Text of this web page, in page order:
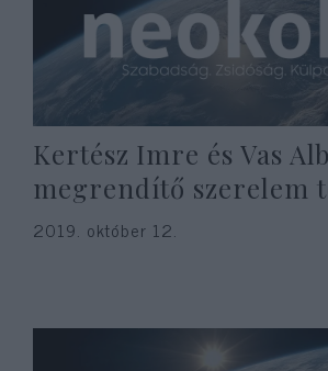
Kertész Imre és Vas
megrendítő szerelem
2019. október 12.